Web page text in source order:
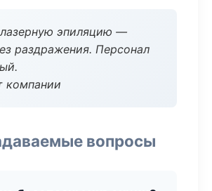
эпиляцию —
раздражения. Персонал
компании
вопросы